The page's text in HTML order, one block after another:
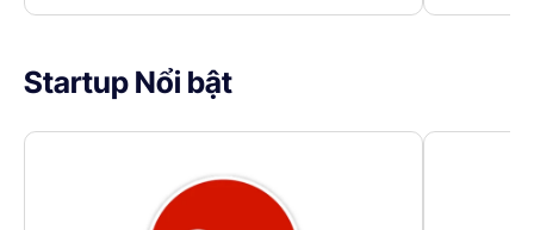
Startup Nổi bật